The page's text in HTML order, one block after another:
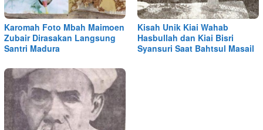
Karomah Foto Mbah Maimoen
Zubair Dirasakan Langsung
Santri Madura
Kisah Unik Kiai Wahab
Hasbullah dan Kiai Bisri
Syansuri Saat Bahtsul Masail